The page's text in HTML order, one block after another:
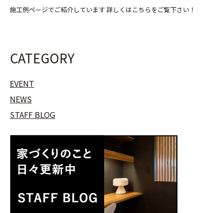
施工例ページでご紹介しています 詳しくはこちらをご覧下さい！
CATEGORY
EVENT
NEWS
STAFF BLOG